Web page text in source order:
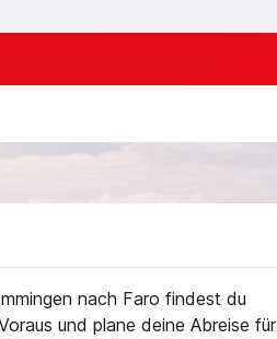
nach Faro findest du
und plane deine Abreise für